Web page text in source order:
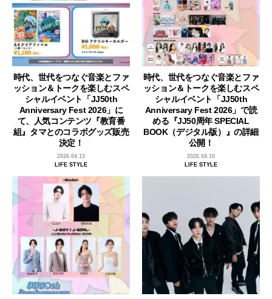
時代、世代をつなぐ音楽とファ
ッション＆トークを楽しむスペ
シャルイベント「JJ50th
Anniversary Fest 2026」に
て、人気コンテンツ『教育番
組』タマとのコラボグッズ販売
決定！
2026.04.13
LIFE STYLE
時代、世代をつなぐ音楽とファ
ッション＆トークを楽しむスペ
シャルイベント「JJ50th
Anniversary Fest 2026」で読
める『JJ50周年 SPECIAL
BOOK（デジタル版）』の詳細
公開！
2026.04.10
LIFE STYLE